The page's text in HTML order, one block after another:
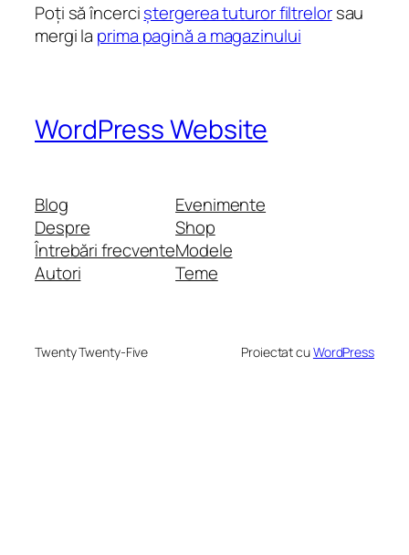
Poți să încerciștergerea tuturor filtrelorsau
mergi la prima pagină a magazinului
WordPress Website
Blog
Despre
Întrebări frecvente
Autori
Evenimente
Shop
Modele
Teme
Twenty Twenty-Five Proiectat cuWordPress